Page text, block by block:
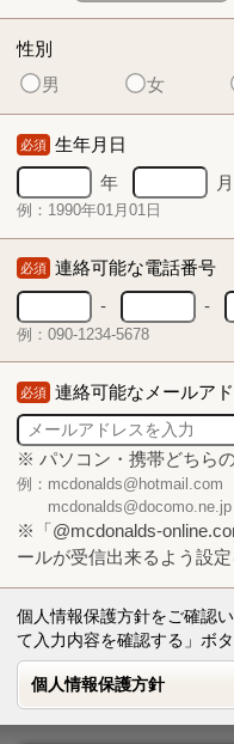
性別
男
女
必須 生年月日
年
月
例：1990年01月01日
必須 連絡可能な電話番号
-
-
例：090-1234-5678
必須 連絡可能なメールア
※ パソコン・携帯どちら
例：mcdonalds@hotmail.com
mcdonalds@docomo.ne.jp
※「@mcdonalds-
ールが受信出来るよう設定
個人情報保護方針をご確認
て入力内容を確認する」ボ
個人情報保護方針
個人情報保護方針